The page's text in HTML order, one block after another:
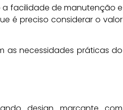
a facilidade de manutenção e
é preciso considerar o valor
as necessidades práticas do